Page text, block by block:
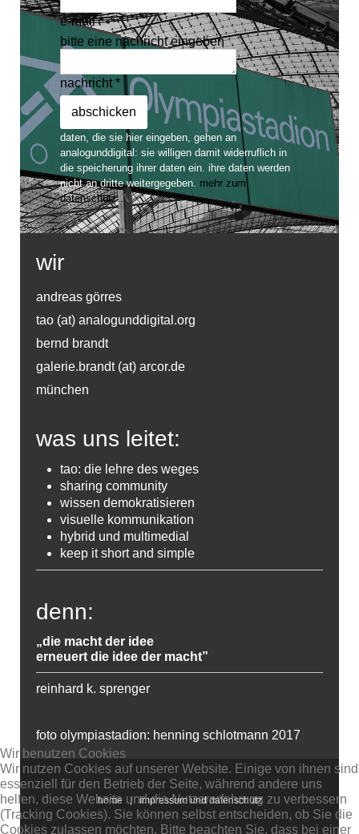
e-mail *
bitte eine nachricht eingeben
nachricht *
daten, die sie hier eingeben, gehen an
analogunddigital: sie willigen damit widerruflich in
die speicherung ihrer daten ein. ihre daten werden
nicht an dritte weitergegeben. mehr zum
datenschutz…
wir
andreas görres
tao (at) analogunddigital.org
bernd brandt
galerie.brandt (at) arcor.de
münchen
was uns leitet:
tao: die lehre des weges
sharing community
wissen demokratisieren
visuelle kommunikation
hybrid und multimedial
keep it short and simple
denn:
„die macht der idee
erneuert die idee der macht”
reinhard k. sprenger
foto olympiastadion: henning schlotmann 2017
home impressum und datenschutz
Wir benutzen Cookies
Wir nutzen Cookies auf unserer Website. Einige von ihnen sind
essenziell für den Betrieb der Seite, während andere uns
helfen, diese Website und die Nutzererfahrung zu verbessern
(Tracking Cookies). Sie können selbst entscheiden, ob Sie die
Cookies zulassen möchten. Bitte beachten Sie, dass bei einer